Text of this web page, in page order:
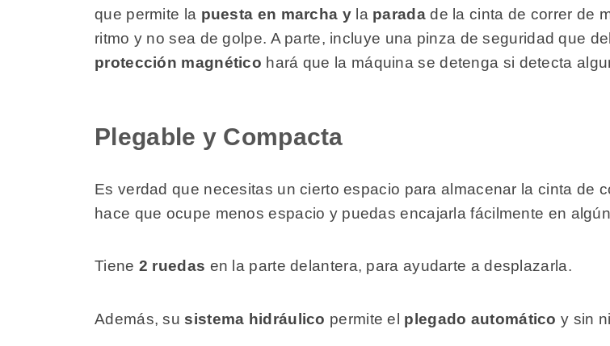
que permite la puesta en marcha yla paradade la cinta de correr de
ritmo y no sea de golpe. A parte, incluye una pinza de seguridad que
protección magnético hará que la máquina se detenga si detecta
Plegable y Compacta
Es verdad que necesitas un cierto espacio para almacenar la cinta de
hace que ocupe menos espacio y puedas encajarla fácilmente en
Tiene 2 ruedas en la parte delantera, para ayudarte a desplazarla.
Además, su sistema hidráulico permite el plegado automático y sin